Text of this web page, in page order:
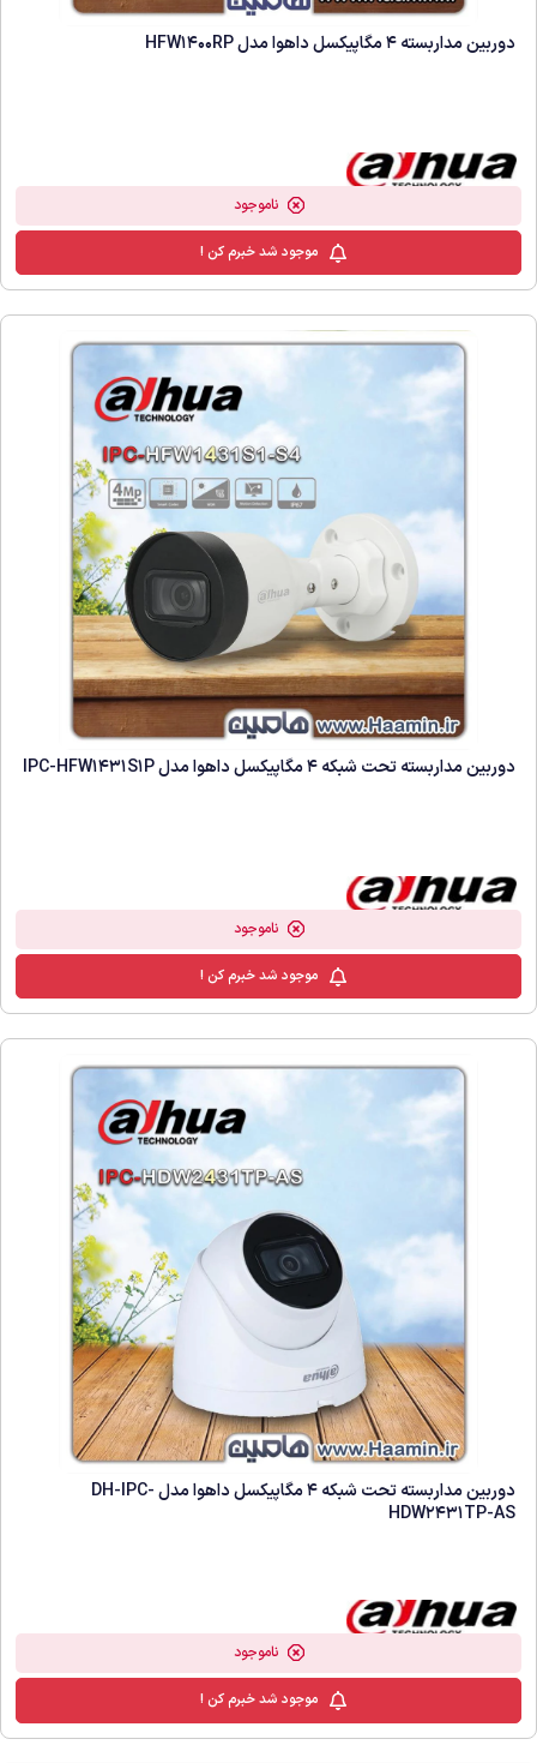
دوربین مداربسته 4 مگاپیکسل داهوا مدل HFW1400RP
ناموجود
موجود شد خبرم کن !
دوربین مداربسته تحت شبکه 4 مگاپیکسل داهوا مدل IPC-HFW1431S1P
ناموجود
موجود شد خبرم کن !
دوربین مداربسته تحت شبکه 4 مگاپیکسل داهوا مدل DH-IPC-
HDW2431TP-AS
ناموجود
موجود شد خبرم کن !